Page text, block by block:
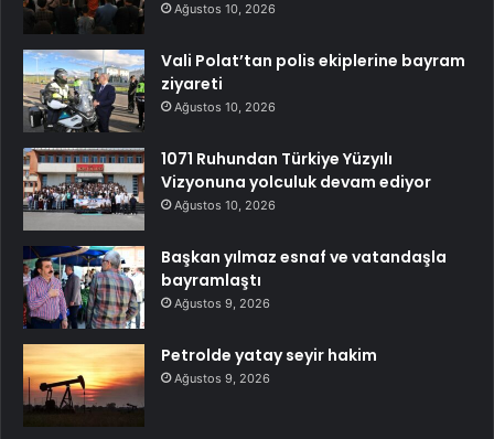
Ağustos 10, 2026
Vali Polat’tan polis ekiplerine bayram
ziyareti
Ağustos 10, 2026
1071 Ruhundan Türkiye Yüzyılı
Vizyonuna yolculuk devam ediyor
Ağustos 10, 2026
Başkan yılmaz esnaf ve vatandaşla
bayramlaştı
Ağustos 9, 2026
Petrolde yatay seyir hakim
Ağustos 9, 2026